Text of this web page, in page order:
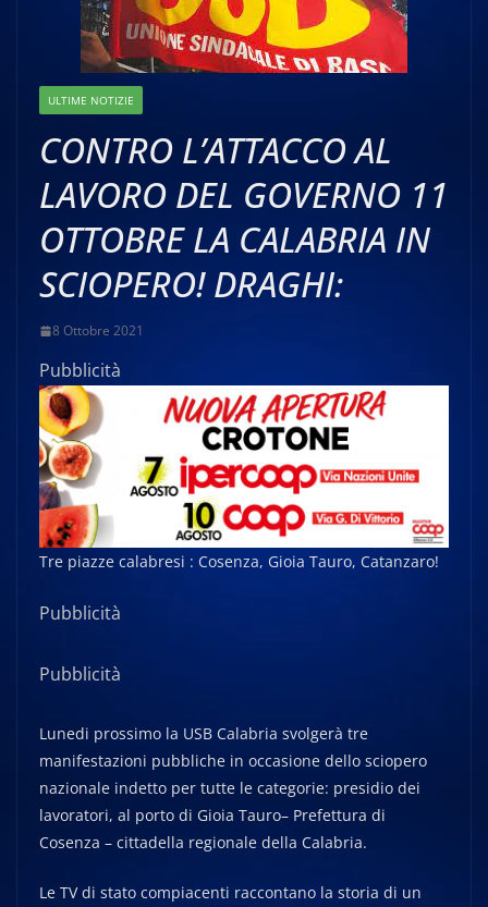
ULTIME NOTIZIE
CONTRO L’ATTACCO AL
LAVORO DEL GOVERNO 11
OTTOBRE LA CALABRIA IN
SCIOPERO! DRAGHI:
8 Ottobre 2021
Pubblicità
Tre piazze calabresi : Cosenza, Gioia Tauro, Catanzaro!
Pubblicità
Pubblicità
Lunedi prossimo la USB Calabria svolgerà tre
manifestazioni pubbliche in occasione dello sciopero
nazionale indetto per tutte le categorie: presidio dei
lavoratori, al porto di Gioia Tauro– Prefettura di
Cosenza – cittadella regionale della Calabria.
Le TV di stato compiacenti raccontano la storia di un